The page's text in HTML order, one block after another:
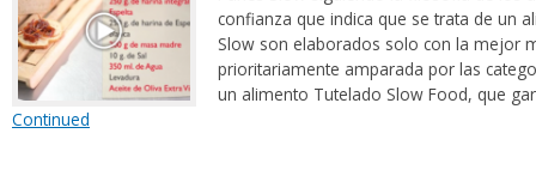
confianza que indica que se trata de un
Slow son elaborados solo con la mejor
prioritariamente amparada por las
un alimento Tutelado Slow Food, que
Continued